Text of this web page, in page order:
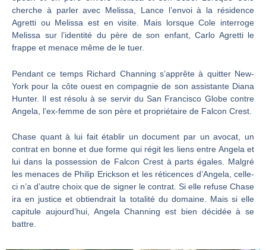
cherche à parler avec Melissa, Lance l’envoi à la résidence
Agretti ou Melissa est en visite. Mais lorsque Cole interroge
Melissa sur l’identité du père de son enfant, Carlo Agretti le
frappe et menace même de le tuer.
Pendant ce temps Richard Channing s’apprête à quitter New-
York pour la côte ouest en compagnie de son assistante Diana
Hunter. Il est résolu à se servir du San Francisco Globe contre
Angela, l’ex-femme de son père et propriétaire de Falcon Crest.
Chase quant à lui fait établir un document par un avocat, un
contrat en bonne et due forme qui régit les liens entre Angela et
lui dans la possession de Falcon Crest à parts égales. Malgré
les menaces de Philip Erickson et les réticences d’Angela, celle-
ci n’a d’autre choix que de signer le contrat. Si elle refuse Chase
ira en justice et obtiendrait la totalité du domaine. Mais si elle
capitule aujourd’hui, Angela Channing est bien décidée à se
battre.